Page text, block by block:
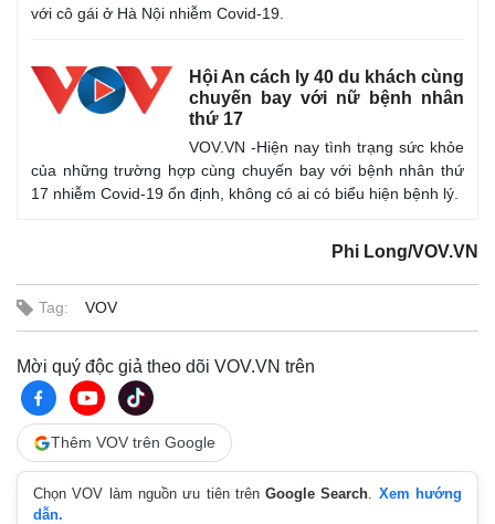
với cô gái ở Hà Nội nhiễm Covid-19.
Hội An cách ly 40 du khách cùng
chuyến bay với nữ bệnh nhân
thứ 17
VOV.VN -Hiện nay tình trạng sức khỏe
của những trường hợp cùng chuyến bay với bệnh nhân thứ
17 nhiễm Covid-19 ổn định, không có ai có biểu hiện bệnh lý.
Phi Long/VOV.VN
Tag: VOV
Mời quý độc giả theo dõi VOV.VN trên
Thêm VOV trên Google
Chọn VOV làm nguồn ưu tiên trênGoogle Search. Xem hướng
dẫn.